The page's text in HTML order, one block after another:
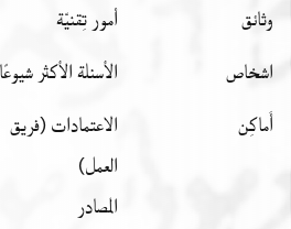
وثائق
اشخاص
أَماكِن
أمور تِقنيّة
الأسئلة الأكثر شيوعًا
الاعتمادات (فريق
العمل)
المصادر